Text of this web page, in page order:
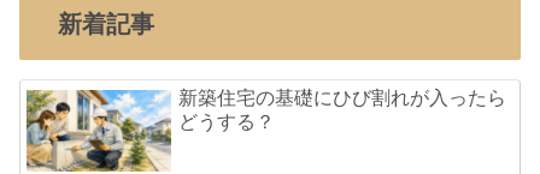
新着記事
新築住宅の基礎にひび割れが入ったら
どうする？